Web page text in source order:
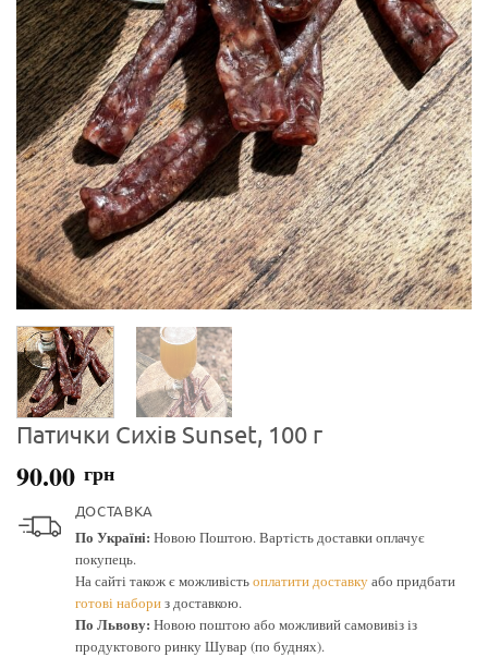
Патички Сихів Sunset, 100 г
90.00 грн
ДОСТАВКА
По Україні: Новою Поштою. Вартість доставки оплачує
покупець.
На сайті також є можливістьоплатити доставкуабо придбати
готові набориз доставкою.
По Львову: Новою поштою або можливий самовивіз із
продуктового ринку Шувар (по буднях).